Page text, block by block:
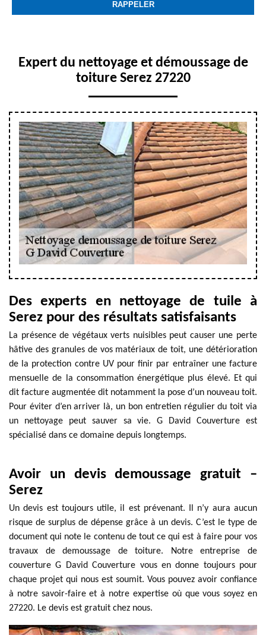
Expert du nettoyage et démoussage de
toiture Serez 27220
Des experts en nettoyage de tuile à
Serez pour des résultats satisfaisants
La présence de végétaux verts nuisibles peut causer une perte
hâtive des granules de vos matériaux de toit, une détérioration
de la protection contre UV pour finir par entraîner une facture
mensuelle de la consommation énergétique plus élevé. Et qui
dit facture augmentée dit notamment la pose d’un nouveau toit.
Pour éviter d’en arriver là, un bon entretien régulier du toit via
un nettoyage peut sauver sa vie. G David Couverture est
spécialisé dans ce domaine depuis longtemps.
Avoir un devis demoussage gratuit –
Serez
Un devis est toujours utile, il est prévenant. Il n’y aura aucun
risque de surplus de dépense grâce à un devis. C’est le type de
document qui note le contenu de tout ce qui est à faire pour vos
travaux de demoussage de toiture. Notre entreprise de
couverture G David Couverture vous en donne toujours pour
chaque projet qui nous est soumit. Vous pouvez avoir confiance
à notre savoir-faire et à notre expertise où que vous soyez en
27220. Le devis est gratuit chez nous.